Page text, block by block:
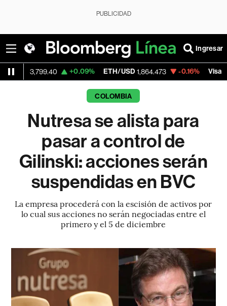
PUBLICIDAD
Ingresar
+0.09% ETH/USD 1,864.473 -0.16% Visa 365.67
COLOMBIA
Nutresa se alista para
pasar a control de
Gilinski: acciones serán
suspendidas en BVC
La empresa procederá con la escisión de activos por
lo cual sus acciones no serán negociadas entre el
primero y el 5 de diciembre